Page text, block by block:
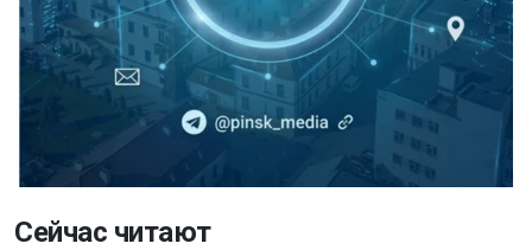
Сейчас читают